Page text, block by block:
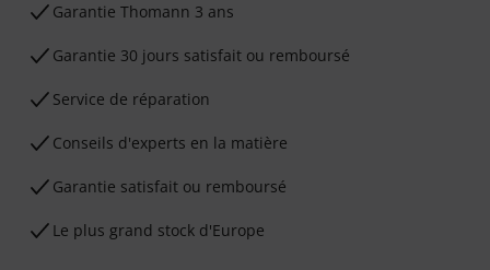
Ga­ran­tie Thomann 3 ans
Garantie 30 jours satisfait ou remboursé
Service de réparation
Conseils d'experts en la matière
Garantie satisfait ou remboursé
Le plus grand stock d'Europe